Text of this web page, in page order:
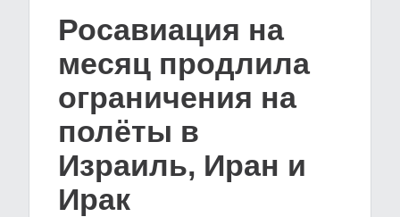
Росавиация на
месяц продлила
ограничения на
полёты в
Израиль, Иран и
Ирак